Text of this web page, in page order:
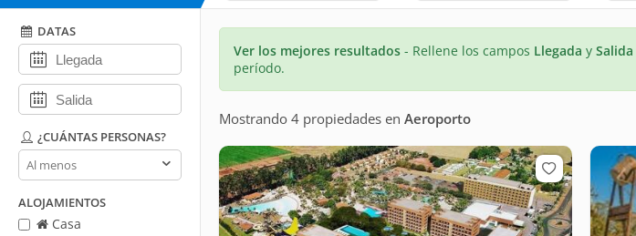
DATAS
¿CUÁNTAS PERSONAS?
¿Cuántas
personas?
ALOJAMIENTOS
Casa
Ver los mejores resultados - Rellene los campos Llegada y Salida
período.
Mostrando 4 propiedades en Aeroporto